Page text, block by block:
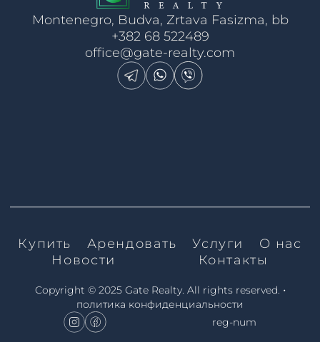
Montenegro, Budva, Zrtava Fasizma, bb
+382 68 522489
office@gate-realty.com
Купить Арендовать Услуги
О нас
Новости
Контакты
Copyright © 2025 Gate Realty. All rights reserved. •
политика конфиденциальности
reg-num